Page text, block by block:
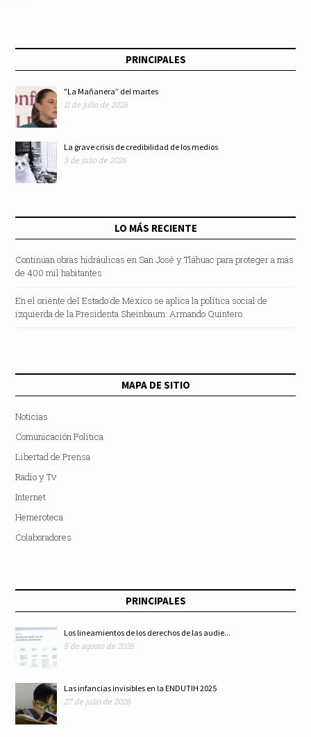
PRINCIPALES
"La Mañanera” del martes
11 de julio de 2026
La grave crisis de credibilidad de los medios
3 de julio de 2026
LO MÁS RECIENTE
Continúan obras hidráulicas en San José y Tláhuac para proteger a más
de 400 mil habitantes
En el oriente del Estado de México se aplica la política social de
izquierda de la Presidenta Sheinbaum: Armando Quintero
MAPA DE SITIO
Noticias
Comunicación Política
Libertad de Prensa
Radio y Tv
Internet
Hemeroteca
Colaboradores
PRINCIPALES
Los lineamientos de los derechos de las audie...
5 de agosto de 2026
Las infancias invisibles en la ENDUTIH 2025
27 de julio de 2026